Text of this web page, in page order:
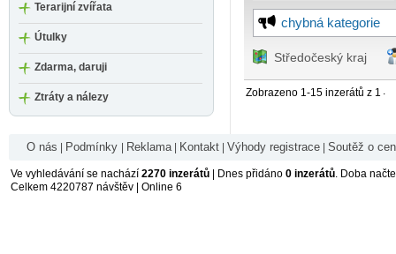
Terarijní zvířata
Útulky
Zdarma, daruji
Ztráty a nálezy
chybná kategorie
Středočeský kraj
Zobrazeno 1-15 inzerátů z 1 .
O nás Podmínky Reklama| Kontakt Výhody registrace Soutěž o
Ve vyhledávání se nachází 2270 inzerátů | Dnes přidáno 0 inzerátů. Doba
Celkem 4220787 návštěv | Online 6